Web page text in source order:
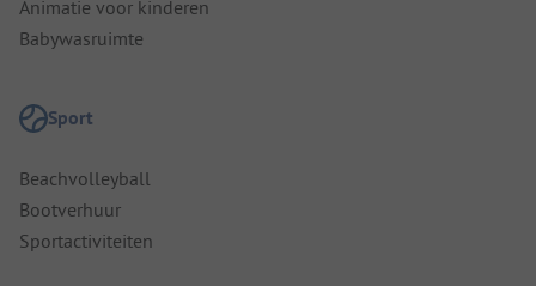
Animatie voor kinderen
Babywasruimte
Sport
Beachvolleyball
Bootverhuur
Sportactiviteiten